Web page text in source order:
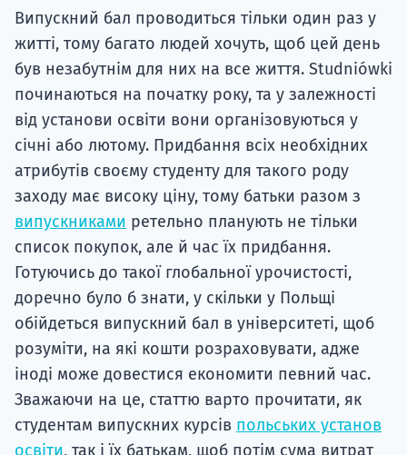
Випускний бал проводиться тільки один раз у
житті, тому багато людей хочуть, щоб цей день
був незабутнім для них на все життя. Studniówki
починаються на початку року, та у залежності
від установи освіти вони організовуються у
січні або лютому. Придбання всіх необхідних
атрибутів своєму студенту для такого роду
заходу має високу ціну, тому батьки разом з
випускниками ретельно планують не тільки
список покупок, але й час їх придбання.
Готуючись до такої глобальної урочистості,
доречно було б знати, у скільки у Польщі
обійдеться випускний бал в університеті, щоб
розуміти, на які кошти розраховувати, адже
іноді може довестися економити певний час.
Зважаючи на це, статтю варто прочитати, як
студентам випускних курсів польських установ
освіти, так і їх батькам, щоб потім сума витрат